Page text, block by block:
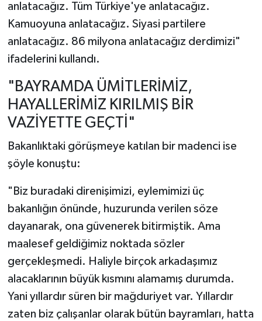
anlatacağız. Tüm Türkiye'ye anlatacağız.
Kamuoyuna anlatacağız. Siyasi partilere
anlatacağız. 86 milyona anlatacağız derdimizi"
ifadelerini kullandı.
"BAYRAMDA ÜMİTLERİMİZ,
HAYALLERİMİZ KIRILMIŞ BİR
VAZİYETTE GEÇTİ"
Bakanlıktaki görüşmeye katılan bir madenci ise
şöyle konuştu:
"Biz buradaki direnişimizi, eylemimizi üç
bakanlığın önünde, huzurunda verilen söze
dayanarak, ona güvenerek bitirmiştik. Ama
maalesef geldiğimiz noktada sözler
gerçekleşmedi. Haliyle birçok arkadaşımız
alacaklarının büyük kısmını alamamış durumda.
Yani yıllardır süren bir mağduriyet var. Yıllardır
zaten biz çalışanlar olarak bütün bayramları, hatta